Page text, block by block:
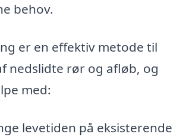
behov.
er en effektiv metode til
nedslidte rør og afløb, og
med:
levetiden på eksisterende